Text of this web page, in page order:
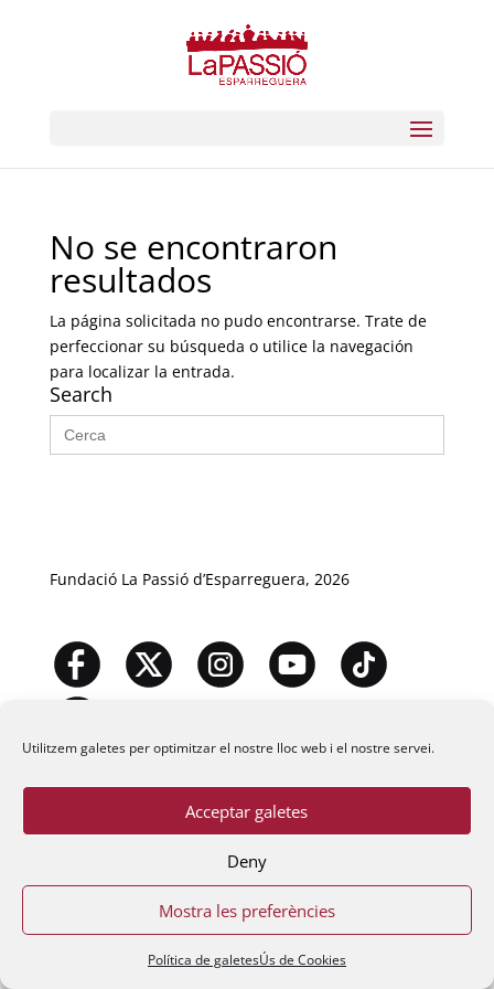
Utilitzem galetes per optimitzar el nostre lloc web i el nostre servei.
Acceptar galetes
Deny
Mostra les preferències
Política de galetesÚs de Cookies
No se encontraron
resultados
La página solicitada no pudo encontrarse. Trate de
perfeccionar su búsqueda o utilice la navegación
para localizar la entrada.
Search
Buscar:
Fundació La Passió d’Esparreguera, 2026